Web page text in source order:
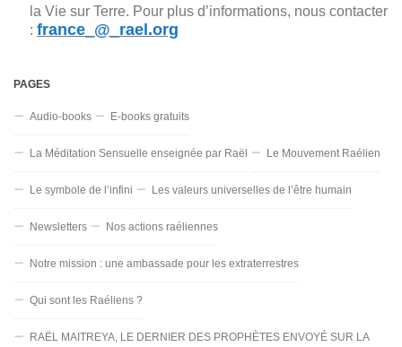
la Vie sur Terre. Pour plus d’informations, nous contacter
: france_@_rael.org
PAGES
Audio-books E-books gratuits
La Méditation Sensuelle enseignée par Raël Le Mouvement Raélien
Le symbole de l’infini Les valeurs universelles de l’être humain
Newsletters Nos actions raéliennes
Notre mission : une ambassade pour les extraterrestres
Qui sont les Raéliens ?
RAËL MAITREYA, LE DERNIER DES PROPHÈTES ENVOYÉ SUR LA